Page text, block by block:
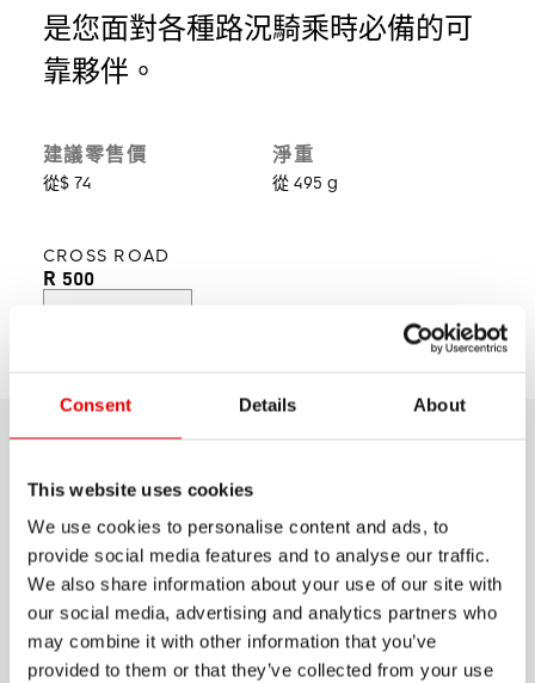
Consent Details About
This website uses cookies
We use cookies to personalise content and ads, to
provide social media features and to analyse our traffic.
We also share information about your use of our site with
our social media, advertising and analytics partners who
may combine it with other information that you’ve
provided to them or that they’ve collected from your use
是您面對各種路況騎乘時必備的可
靠夥伴。
建議零售價
從$ 74
淨重
從 495 g
CROSS ROAD
R 500
一個可靠的日常使用輪圈和成千上萬的無憂里程。 R
500 輪圈已經為此而精心開發， 並提供無與倫比的性
價比。
顯示更多